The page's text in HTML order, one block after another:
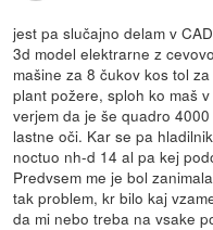
jest pa slučajno delam v
3d model elektrarne z
mašine za 8 čukov kos tol
plant požere, sploh ko maš
verjem da je še quadro
lastne oči. Kar se pa
noctuo nh-d 14 al pa kej
Predvsem me je bol
tak problem, kr bilo kaj
da mi nebo treba na vsake